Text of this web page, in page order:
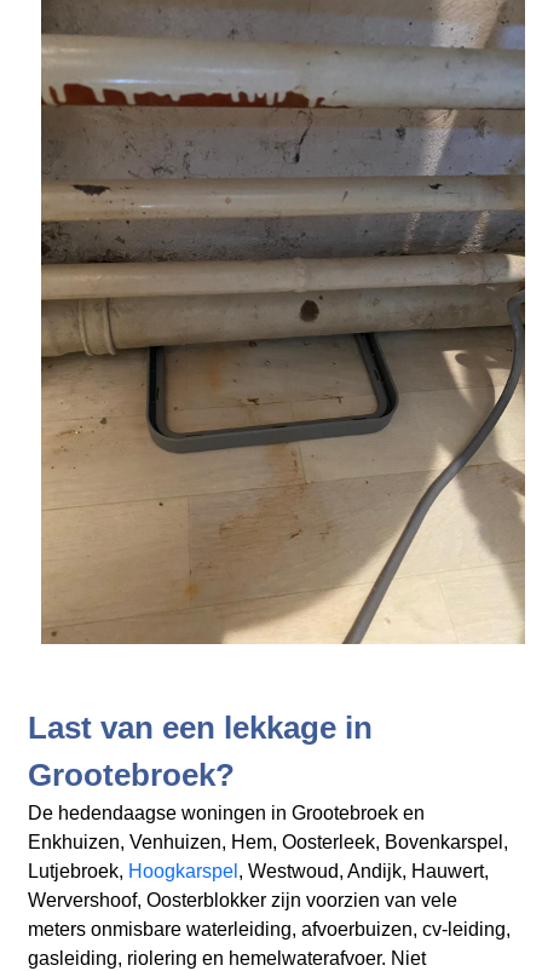
Last van een lekkage in
Grootebroek?
De hedendaagse woningen in Grootebroek en
Enkhuizen, Venhuizen, Hem, Oosterleek, Bovenkarspel,
Lutjebroek, Hoogkarspel , Westwoud, Andijk, Hauwert,
Wervershoof, Oosterblokker zijn voorzien van vele
meters onmisbare waterleiding, afvoerbuizen, cv-leiding,
gasleiding, riolering en hemelwaterafvoer. Niet